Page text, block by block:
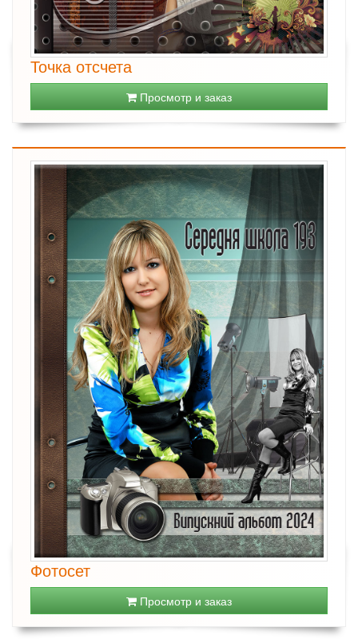
Точка отсчета
Просмотр и заказ
Фотосет
Просмотр и заказ